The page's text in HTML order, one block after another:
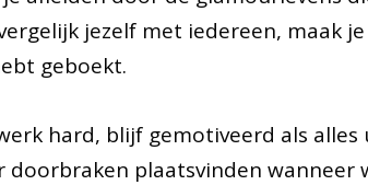
jezelf met iedereen, maak
geboekt.
hard, blijf gemotiveerd als alles
plaatsvinden wanneer